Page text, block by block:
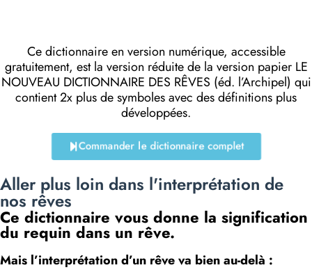
Ce dictionnaire en version numérique, accessible
gratuitement, est la version réduite de la version papier LE
NOUVEAU DICTIONNAIRE DES RÊVES (éd. l’Archipel) qui
contient 2x plus de symboles avec des définitions plus
développées.
Commander le dictionnaire complet
Aller plus loin dans l'interprétation de
nos rêves
Ce dictionnaire vous donne la signification
du requin dans un rêve.
Mais l’interprétation d’un rêve va bien au-delà :